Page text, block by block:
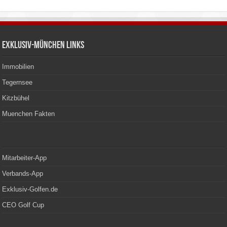
Exklusiv-München Links
Immobilien
Tegernsee
Kitzbühel
Muenchen Fakten
Mitarbeiter-App
Verbands-App
Exklusiv-Golfen.de
CEO Golf Cup